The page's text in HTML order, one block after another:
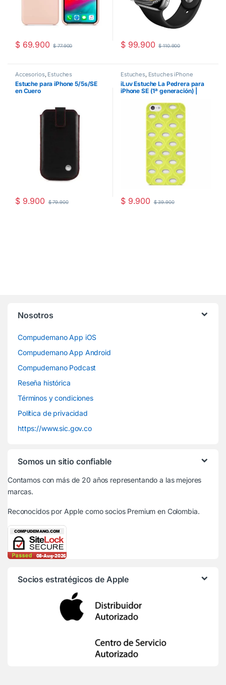
$69.900 $77.900 $99.900 $110.900
Accesorios, Estuches
Estuche para iPhone 5/5s/SE
en Cuero
$9.900 $79.900
Estuches, Estuches iPhone
iLuv Estuche La Pedrera para
iPhone SE (1ª generación) |
$9.900 $39.900
Nosotros
Compudemano App iOS
Compudemano App Android
Compudemano Podcast
Reseña histórica
Términos y condiciones
Política de privacidad
https://www.sic.gov.co
Somos un sitio confiable
Contamos con más de 20 años representando a las mejores
marcas.
Reconocidos por Apple como socios Premium en Colombia.
Socios estratégicos de Apple